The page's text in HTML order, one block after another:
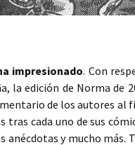
impresionado. Con
la edición de Norma de
de los autores al
tras cada uno de sus
anécdotas y mucho